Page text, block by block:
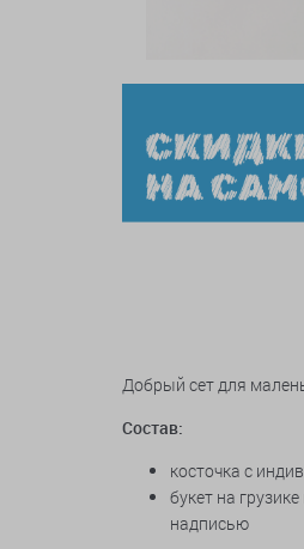
Добрый сет для
Состав:
косточка с
букет на
надписью